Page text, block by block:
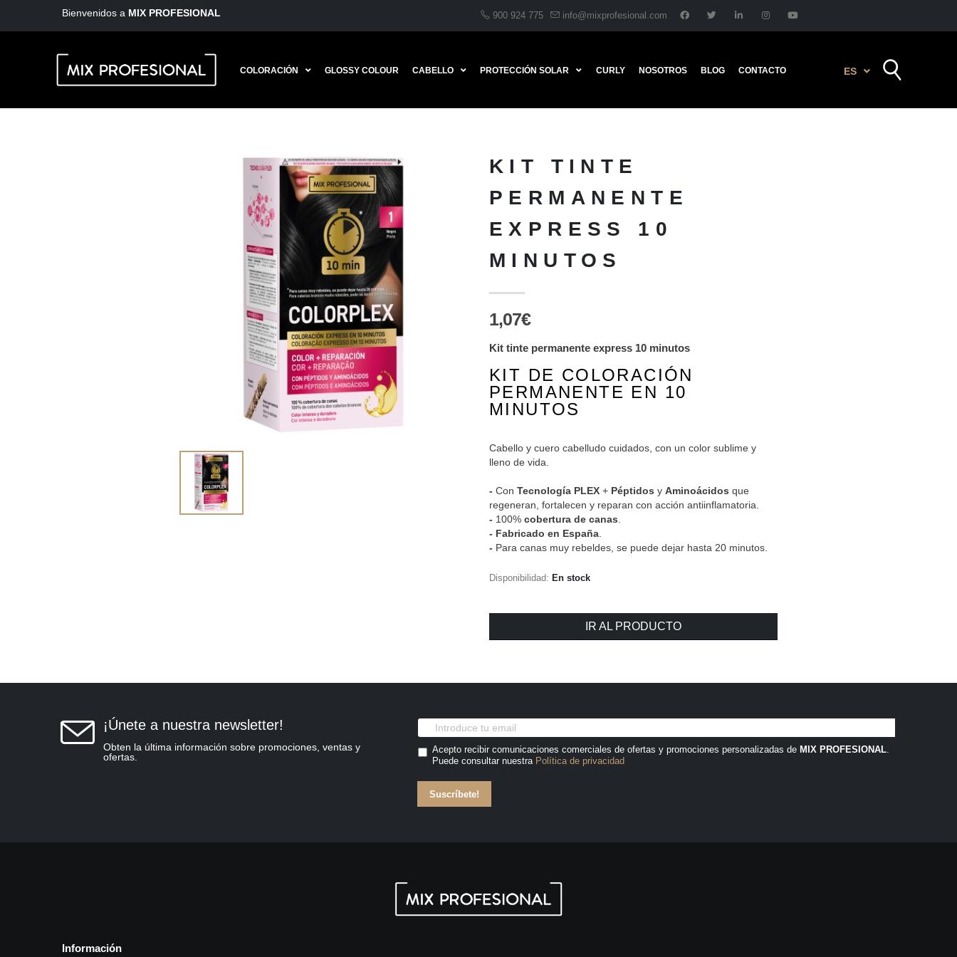
Bienvenidos a MIX PROFESIONAL 900 924 775 info@mixprofesional.com
COLORACIÓN GLOSSY COLOUR CABELLO PROTECCIÓN SOLAR CURLY NOSOTROS BLOG CONTACTO ES
KIT TINTE
PERMANENTE
EXPRESS 10
MINUTOS
1,07€
Kit tinte permanente express 10 minutos
KIT DE COLORACIÓN
PERMANENTE EN 10
MINUTOS
Cabello y cuero cabelludo cuidados, con un color sublime y
lleno de vida.
- Con Tecnología PLEX + Péptidos y Aminoácidos que
regeneran, fortalecen y reparan con acción antiinflamatoria.
- 100% cobertura de canas
- Fabricado en España
- Para canas muy rebeldes, se puede dejar hasta 20 minutos.
Disponibilidad: En stock
IR AL PRODUCTO
¡Únete a nuestra newsletter!
Obten la última información sobre promociones, ventas y
ofertas.
Acepto recibir comunicaciones comerciales de ofertas y promociones personalizadas de MIX PROFESIONAL.
Puede consultar nuestra Política de privacidad
Suscríbete!
Información